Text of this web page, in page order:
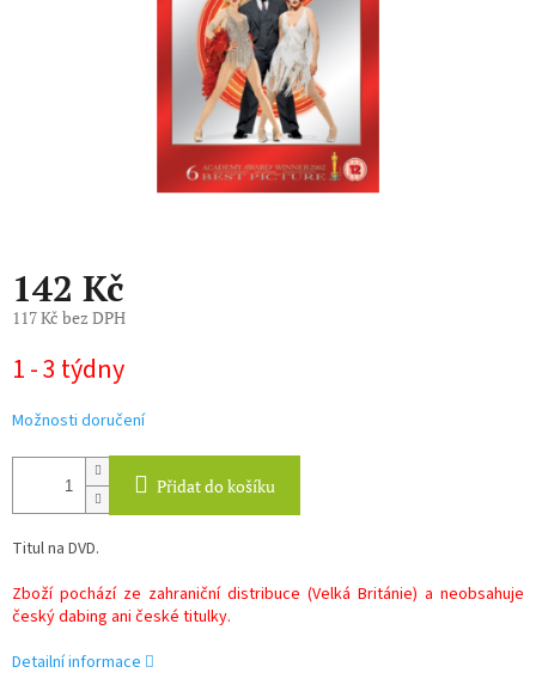
142 Kč
117 Kč bez DPH
cena:
1 - 3 týdny
Možnosti doručení
Přidat do košíku
Titul na DVD.
Zboží pochází ze zahraniční distribuce (Velká Británie) a neobsahuje
český dabing ani české titulky.
Detailní informace